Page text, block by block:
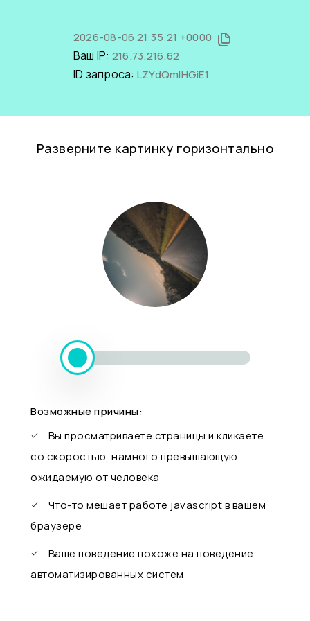
2026-08-06 21:35:21 +0000
Ваш IP: 216.73.216.62
ID запроса: LZYdQmlHGiE1
Разверните картинку горизонтально
Возможные причины:
Вы просматриваете страницы и кликаете
со скоростью, намного превышающую
ожидаемую от человека
Что-то мешает работе javascript в вашем
браузере
Ваше поведение похоже на поведение
автоматизированных систем